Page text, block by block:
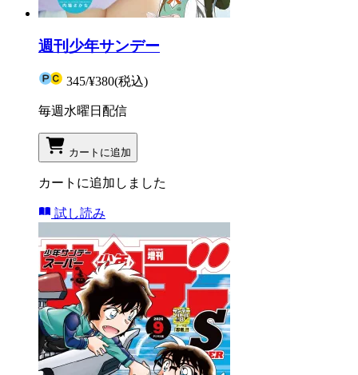
週刊少年サンデー
345/¥380(税込)
毎週水曜日配信
カートに追加
カートに追加しました
試し読み